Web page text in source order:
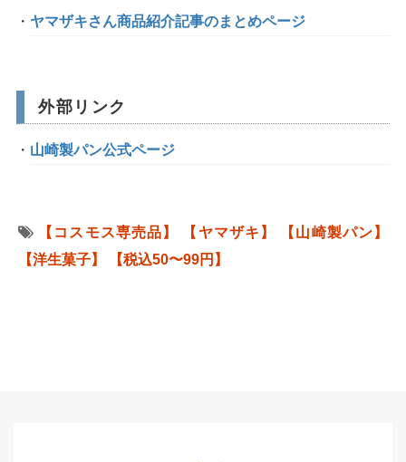
ヤマザキさん商品紹介記事のまとめページ
外部リンク
山崎製パン公式ページ
【コスモス専売品】 【ヤマザキ】
【山崎製パン】
【洋生菓子】
【税込50〜99円】